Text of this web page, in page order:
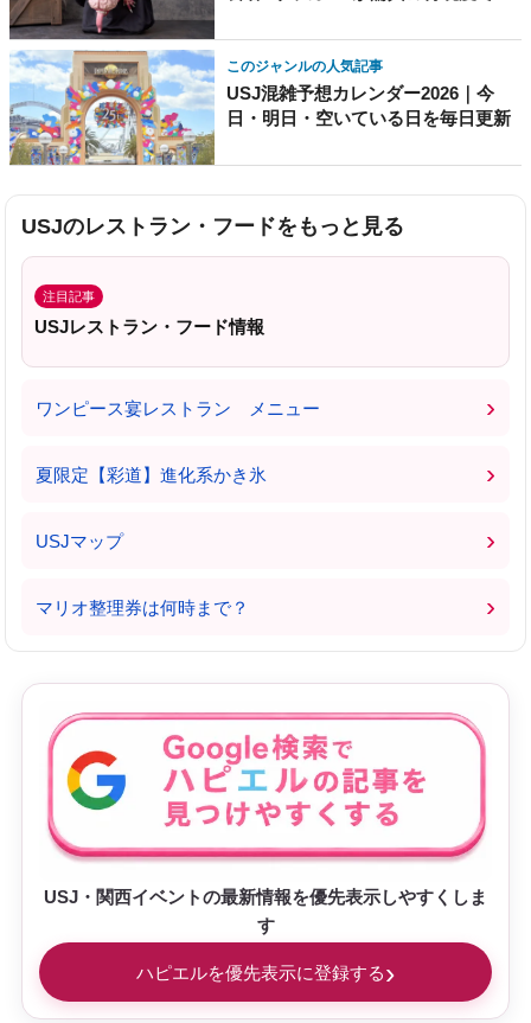
このジャンルの人気記事
USJ混雑予想カレンダー2026｜今
日・明日・空いている日を毎日更新
USJのレストラン・フードをもっと見る
注目記事
USJレストラン・フード情報
ワンピース宴レストラン メニュー ›
夏限定【彩道】進化系かき氷 ›
USJマップ ›
マリオ整理券は何時まで？ ›
USJ・関西イベントの最新情報を優先表示しやすくしま
す
ハピエルを優先表示に登録する›